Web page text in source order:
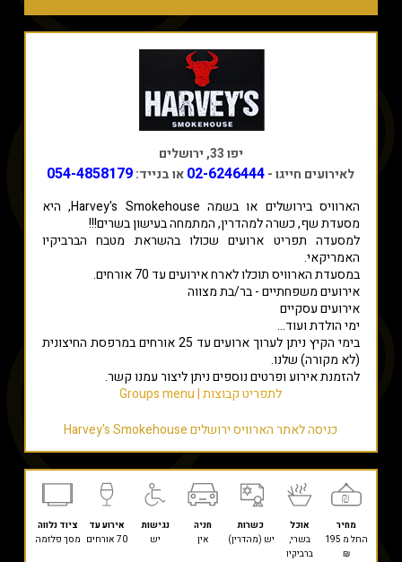
יפו 33, ירושלים
לאירועים חייגו -02-6246444או בנייד:054-4858179
הארוויס בירושלים או בשמה Harvey's Smokehouse, היא
מסעדת שף, כשרה למהדרין, המתמחה בעישון בשרים!!!
למסעדה תפריט ארועים שכולו בהשראת מטבח הברביקיו
האמריקאי.
במסעדת הארוויס תוכלו לארח אירועים עד 70 אורחים.
אירועים משפחתיים - בר/בת מצווה
אירועים עסקיים
ימי הולדת ועוד...
בימי הקיץ ניתן לערוך ארועים עד 25 אורחים במרפסת החיצונית
(לא מקורה) שלנו.
להזמנת אירוע ופרטים נוספים ניתן ליצור עמנו קשר.
לתפריטקבוצות | Groups menu
כניסה לאתר הארוויס ירושלים Harvey's Smokehouse
מחיר אוכל כשרות חניה נגישות אירוע עד
ציוד נלווה
החל מ 195
₪
בשרי,
ברביקיו
יש (מהדרין) אין יש 70 אורחים מסך פלזמה